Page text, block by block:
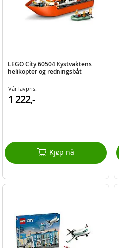
LEGO City 60504 Kystvaktens
helikopter og redningsbåt
Vår lavpris:
1 222,-
Kjøp nå